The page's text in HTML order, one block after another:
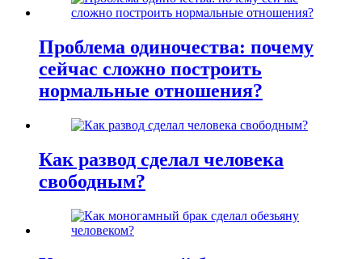
Проблема одиночества: почему
сейчас сложно построить
нормальные отношения?
Как развод сделал человека
свободным?